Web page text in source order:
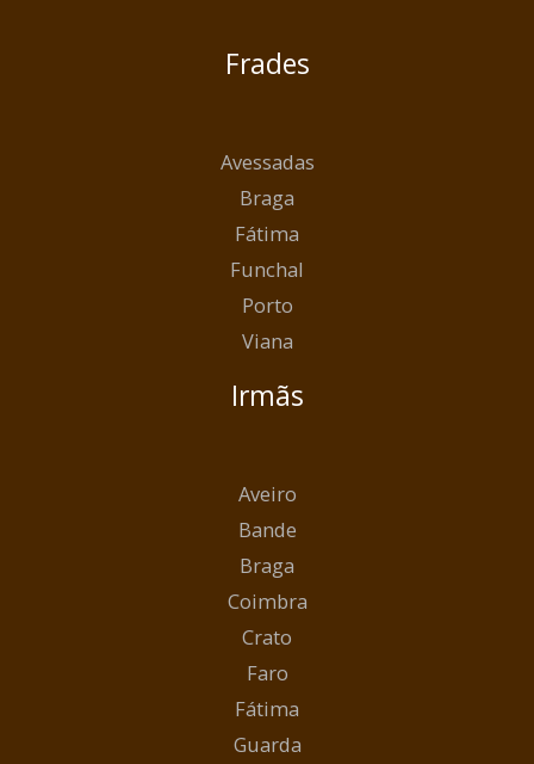
Frades
Avessadas
Braga
Fátima
Funchal
Porto
Viana
Irmãs
Aveiro
Bande
Braga
Coimbra
Crato
Faro
Fátima
Guarda